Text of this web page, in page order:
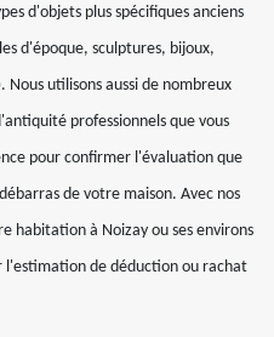
d'objets plus spécifiques anciens
d'époque, sculptures, bijoux,
utilisons aussi de nombreux
professionnels que vous
pour confirmer l'évaluation que
de votre maison. Avec nos
habitation à Noizay ou ses environs
de déduction ou rachat